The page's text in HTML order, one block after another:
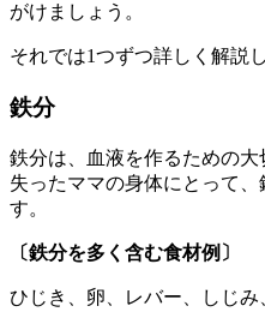
がけましょう。
それでは1つずつ詳しく解説
鉄分
鉄分は、血液を作るための
失ったママの身体にとって
す。
〔鉄分を多く含む食材例〕
ひじき、卵、レバー、しじ